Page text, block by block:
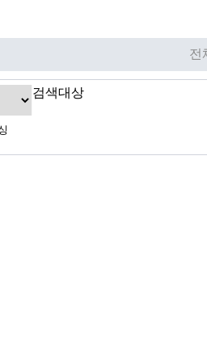
전
검색대상